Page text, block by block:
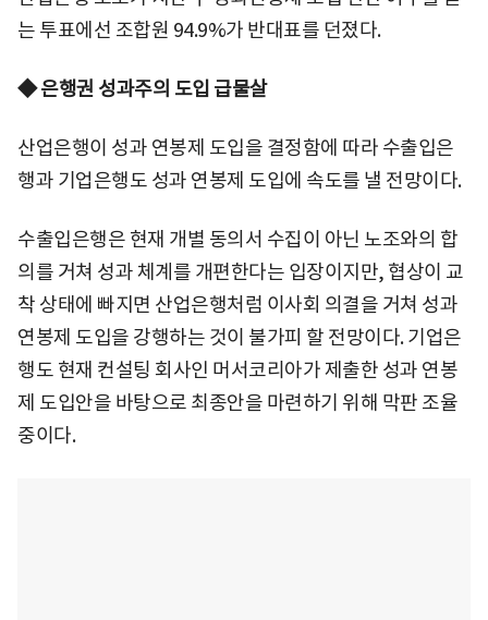
는 투표에선 조합원 94.9%가 반대표를 던졌다.
◆ 은행권 성과주의 도입 급물살
산업은행이 성과 연봉제 도입을 결정함에 따라 수출입은
행과 기업은행도 성과 연봉제 도입에 속도를 낼 전망이다.
수출입은행은 현재 개별 동의서 수집이 아닌 노조와의 합
의를 거쳐 성과 체계를 개편한다는 입장이지만, 협상이 교
착 상태에 빠지면 산업은행처럼 이사회 의결을 거쳐 성과
연봉제 도입을 강행하는 것이 불가피 할 전망이다. 기업은
행도 현재 컨설팅 회사인 머서코리아가 제출한 성과 연봉
제 도입안을 바탕으로 최종안을 마련하기 위해 막판 조율
중이다.